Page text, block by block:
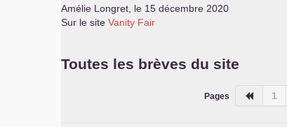
Amélie Longret, le 15 décembre 2020
Sur le site Vanity Fair
Toutes les brèves du site
Pages 1